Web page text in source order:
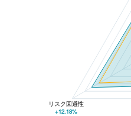
リスク回避性
+12.18%